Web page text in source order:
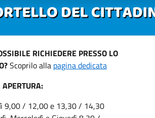
RICHIEDERE PRESSO LO
Scoprilo alla pagina dedicata
9,00 / 12,00 e 13,30 / 14,30